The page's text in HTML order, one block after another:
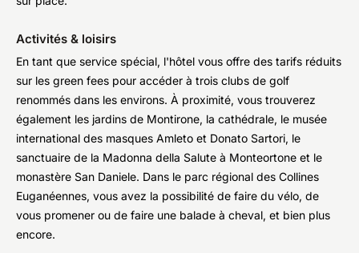
Activités & loisirs
En tant que service spécial, l'hôtel vous offre des tarifs réduits
sur les green fees pour accéder à trois clubs de golf
renommés dans les environs. À proximité, vous trouverez
également les jardins de Montirone, la cathédrale, le musée
international des masques Amleto et Donato Sartori, le
sanctuaire de la Madonna della Salute à Monteortone et le
monastère San Daniele. Dans le parc régional des Collines
Euganéennes, vous avez la possibilité de faire du vélo, de
vous promener ou de faire une balade à cheval, et bien plus
encore.